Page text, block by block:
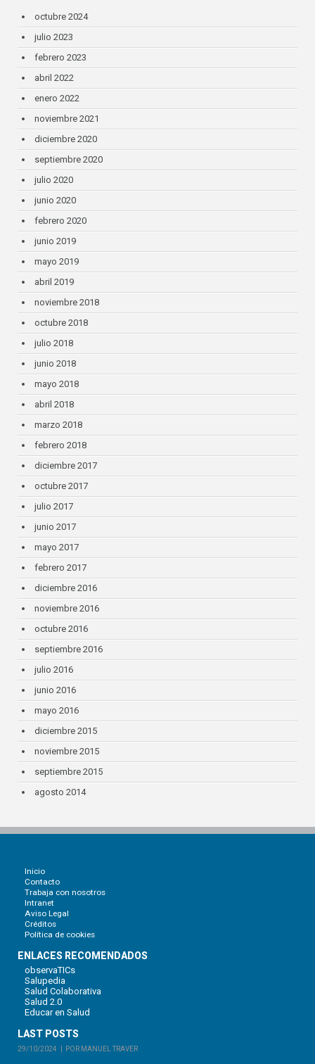
octubre 2024
julio 2023
febrero 2023
abril 2022
enero 2022
noviembre 2021
diciembre 2020
septiembre 2020
julio 2020
junio 2020
febrero 2020
junio 2019
mayo 2019
abril 2019
noviembre 2018
octubre 2018
julio 2018
junio 2018
mayo 2018
abril 2018
marzo 2018
febrero 2018
diciembre 2017
octubre 2017
julio 2017
junio 2017
mayo 2017
febrero 2017
diciembre 2016
noviembre 2016
octubre 2016
septiembre 2016
julio 2016
junio 2016
mayo 2016
diciembre 2015
noviembre 2015
septiembre 2015
agosto 2014
Inicio
Contacto
Trabaja con nosotros
Intranet
Aviso Legal
Créditos
Política de cookies
ENLACES RECOMENDADOS
observaTICs
Salupedia
Salud Colaborativa
Salud 2.0
Educar en Salud
LAST POSTS
29/10/2024 POR MANUEL TRAVER